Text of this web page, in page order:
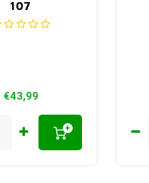
107
€43,99
+